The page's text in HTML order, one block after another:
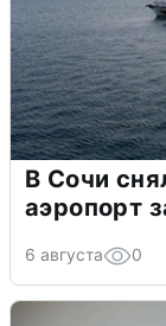
В Сочи
аэропорт
6 августа 0